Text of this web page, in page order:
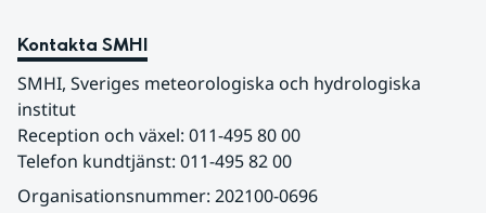
Kontakta SMHI
SMHI, Sveriges meteorologiska och hydrologiska
institut
Reception och växel: 011-495 80 00
Telefon kundtjänst: 011-495 82 00
Organisationsnummer: 202100-0696